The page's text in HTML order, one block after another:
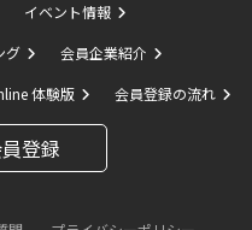
イベント情報
グ
会員企業紹介
体験版 会員登録の流れ
登録